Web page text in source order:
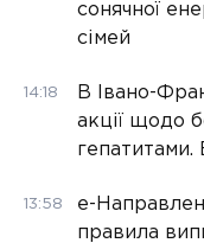
сонячної
сімей
14:18
В Івано-
акції щодо
гепатитами.
13:58
е-
правила